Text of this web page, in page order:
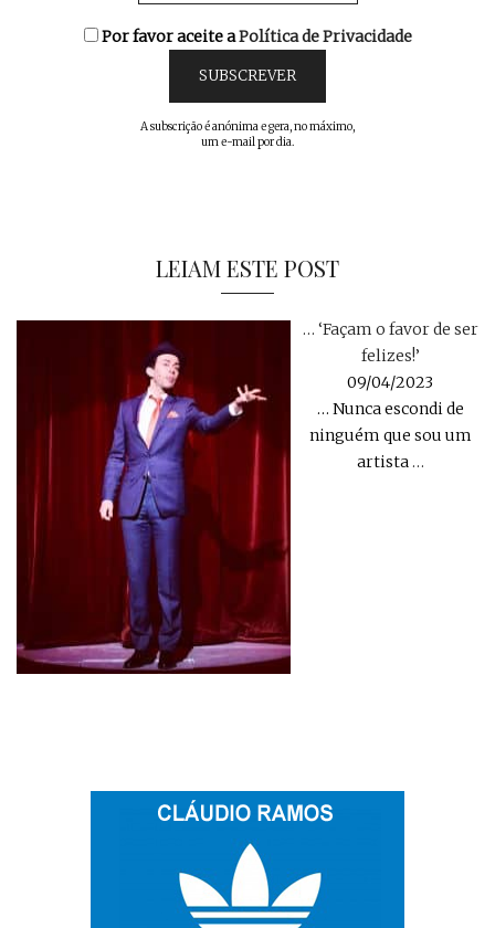
Por favor aceite aPolítica de Privacidade
A subscrição é anónima e gera, no máximo,
um e-mail por dia.
LEIAM ESTE POST
… ‘Façam o favor de ser
felizes!’
09/04/2023
… Nunca escondi de
ninguém que sou um
artista…